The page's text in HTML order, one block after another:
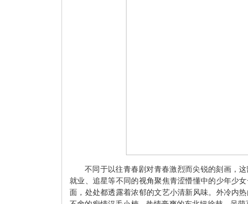
不同于以往青春剧对青春激烈而尖锐的刻画，
就业、追星等不同的视角聚焦青涩懵懂中的少年少
面，处处都透露着浓郁的文艺小清新风味。外冷内